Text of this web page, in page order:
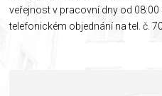
veřejnost v pracovní dny od
telefonickém objednání na tel. č.